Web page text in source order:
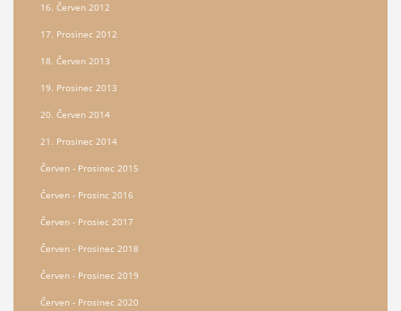
16. Červen 2012
17. Prosinec 2012
18. Červen 2013
19. Prosinec 2013
20. Červen 2014
21. Prosinec 2014
Červen - Prosinec 2015
Červen - Prosinc 2016
Červen - Prosiec 2017
Červen - Prosinec 2018
Červen - Prosinec 2019
Červen - Prosinec 2020